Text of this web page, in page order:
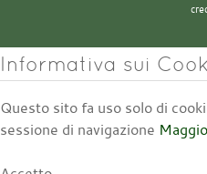
Informativa sui
Questo sito fa uso solo di
sessione di navigazione